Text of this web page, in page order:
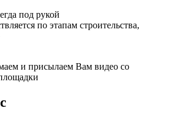
под рукой
по этапам строительства,
и присылаем Вам видео со